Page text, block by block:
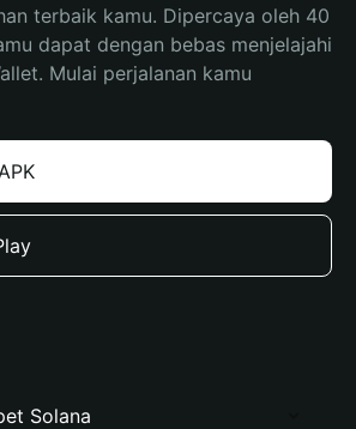
terbaik kamu. Dipercaya oleh 40
dapat dengan bebas menjelajahi
Mulai perjalanan kamu
Solana